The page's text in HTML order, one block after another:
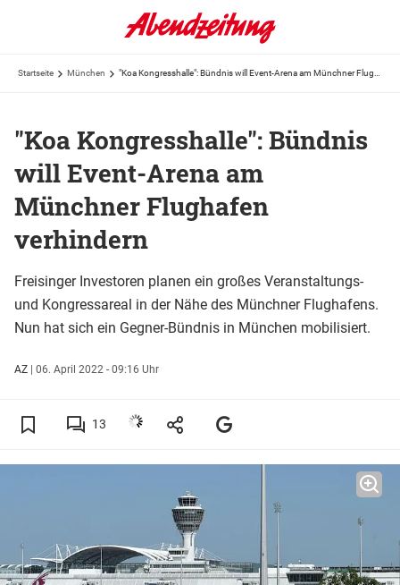
Startseite München
"Koa Kongresshalle": Bündnis
will Event-Arena am
Münchner Flughafen
verhindern
Freisinger Investoren planen ein großes Veranstaltungs-
und Kongressareal in der Nähe des Münchner Flughafens.
Nun hat sich ein Gegner-Bündnis in München mobilisiert.
AZ | 06. April 2022 - 09:16 Uhr
13